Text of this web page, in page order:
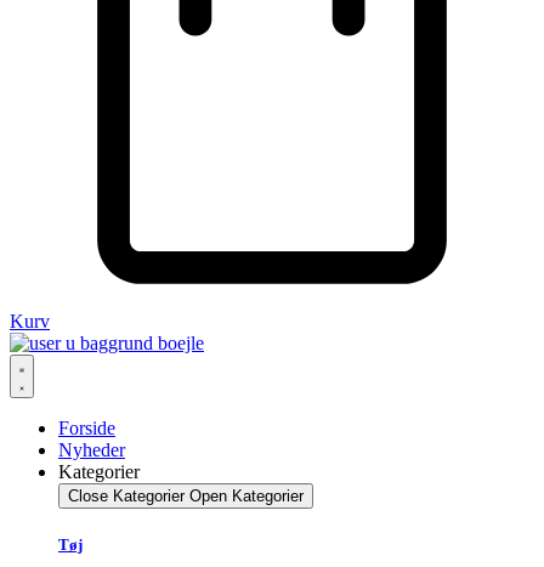
Kurv
Forside
Nyheder
Kategorier
Close Kategorier Open Kategorier
Tøj